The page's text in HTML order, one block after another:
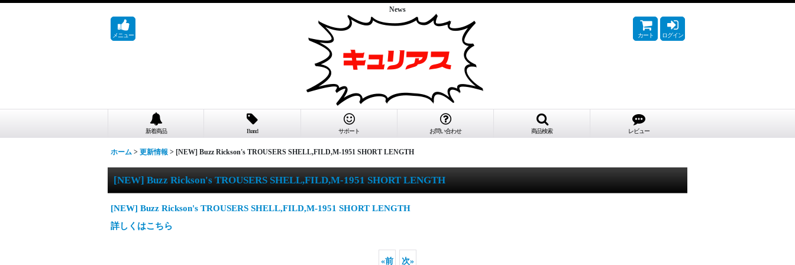
News
メニュー カート ログイン
新着商品 Brand サポート お問い合わせ 商品検索 レビュー
ホーム > 更新情報 > [NEW] Buzz Rickson's TROUSERS SHELL,FILD,M-1951 SHORT LENGTH
[NEW] Buzz Rickson's TROUSERS SHELL,FILD,M-1951 SHORT LENGTH
[NEW] Buzz Rickson's TROUSERS SHELL,FILD,M-1951 SHORT LENGTH
詳しくはこちら
«前 次»